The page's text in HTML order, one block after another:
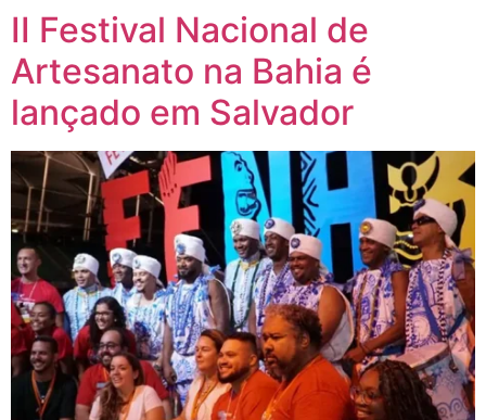
II Festival Nacional de
Artesanato na Bahia é
lançado em Salvador